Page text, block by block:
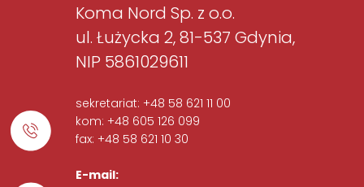
Koma Nord Sp. z o.o.
ul. Łużycka 2, 81-537 Gdynia,
NIP 5861029611
sekretariat: +48 58 621 11 00
kom: +48 605 126 099
fax: +48 58 621 10 30
E-mail: